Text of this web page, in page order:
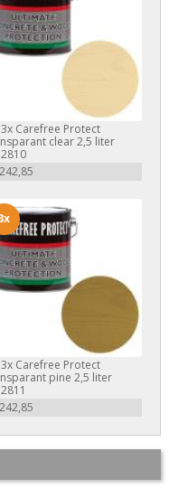
3xCarefree Protect
clear 2,5 liter
3xCarefree Protect
pine 2,5 liter